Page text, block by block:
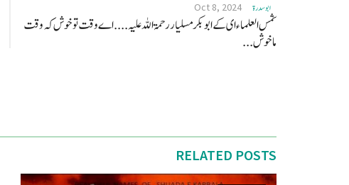
ابو سدرة Oct 8, 2024
شمس العلماء ای کے ابو بکر مسلیار رحمۃ اللہ علیہ .... اے وقت تو خوش کہ وقت
ماخوش...
RELATED POSTS